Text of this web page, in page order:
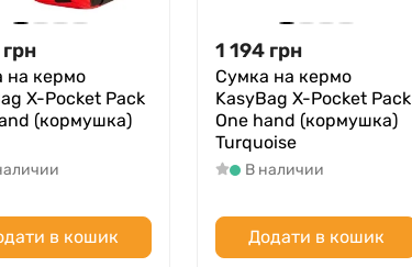
грн
на кермо
X-Pocket Pack
(кормушка)
в кошик
1 194 грн
Сумка на кермо
KasyBag X-Pocket Pack
One hand (кормушка)
Turquoise
В наличии
Додати в кошик